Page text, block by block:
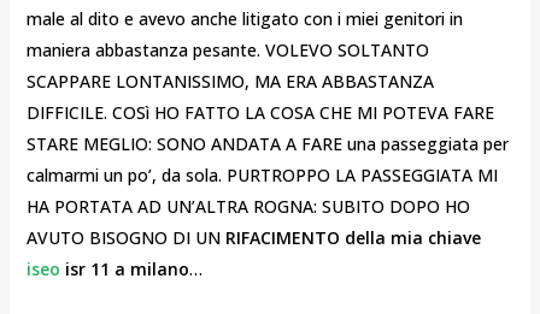
male al dito e avevo anche litigato con i miei genitori in
maniera abbastanza pesante. VOLEVO SOLTANTO
SCAPPARE LONTANISSIMO, MA ERA ABBASTANZA
DIFFICILE. COSì HO FATTO LA COSA CHE MI POTEVA FARE
STARE MEGLIO: SONO ANDATA A FARE una passeggiata per
calmarmi un po’, da sola. PURTROPPO LA PASSEGGIATA MI
HA PORTATA AD UN’ALTRA ROGNA: SUBITO DOPO HO
AVUTO BISOGNO DI UN RIFACIMENTO della mia chiave
iseo isr 11 a milano…